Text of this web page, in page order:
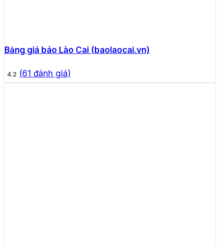
Bảng giá báo Lào Cai (baolaocai.vn)
4.2 (61 đánh giá)